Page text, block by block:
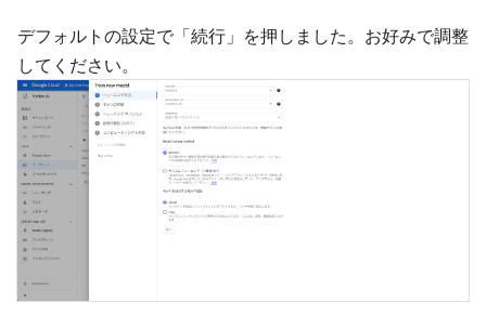
デフォルトの設定で「続行」を押しました。お好みで調整
してください。